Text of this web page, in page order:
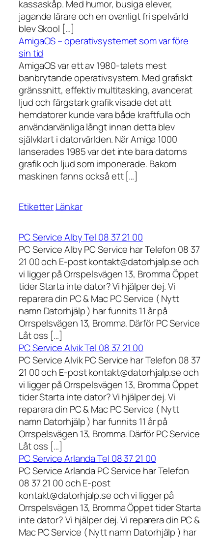
kassaskåp. Med humor, busiga elever,
jagande lärare och en ovanligt fri spelvärld
blev Skool […]
AmigaOS – operativsystemet som var före
sin tid
AmigaOS var ett av 1980-talets mest
banbrytande operativsystem. Med grafiskt
gränssnitt, effektiv multitasking, avancerat
ljud och färgstark grafik visade det att
hemdatorer kunde vara både kraftfulla och
användarvänliga långt innan detta blev
självklart i datorvärlden. När Amiga 1000
lanserades 1985 var det inte bara datorns
grafik och ljud som imponerade. Bakom
maskinen fanns också ett […]
EtiketterLänkar
PC Service Alby Tel 08 37 21 00
PC Service Alby PC Service har Telefon 08 37
21 00 och E-post kontakt@datorhjalp.se och
vi ligger på Orrspelsvägen 13, Bromma Öppet
tider Starta inte dator? Vi hjälper dej. Vi
reparera din PC & Mac PC Service ( Nytt
namn Datorhjälp ) har funnits 11 år på
Orrspelsvägen 13, Bromma. Därför PC Service
Låt oss […]
PC Service Alvik Tel 08 37 21 00
PC Service Alvik PC Service har Telefon 08 37
21 00 och E-post kontakt@datorhjalp.se och
vi ligger på Orrspelsvägen 13, Bromma Öppet
tider Starta inte dator? Vi hjälper dej. Vi
reparera din PC & Mac PC Service ( Nytt
namn Datorhjälp ) har funnits 11 år på
Orrspelsvägen 13, Bromma. Därför PC Service
Låt oss […]
PC Service Arlanda Tel 08 37 21 00
PC Service Arlanda PC Service har Telefon
08 37 21 00 och E-post
kontakt@datorhjalp.se och vi ligger på
Orrspelsvägen 13, Bromma Öppet tider Starta
inte dator? Vi hjälper dej. Vi reparera din PC &
Mac PC Service ( Nytt namn Datorhjälp ) har